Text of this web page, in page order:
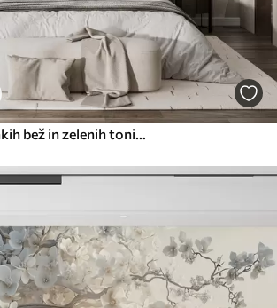
Tropski listi v mehkih bež in zelenih tonih z akvarelnim učinkom in nežnimi barvnimi prehodi